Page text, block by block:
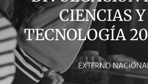
CIENCIAS
TECNOLOGÍA
EXTERNO